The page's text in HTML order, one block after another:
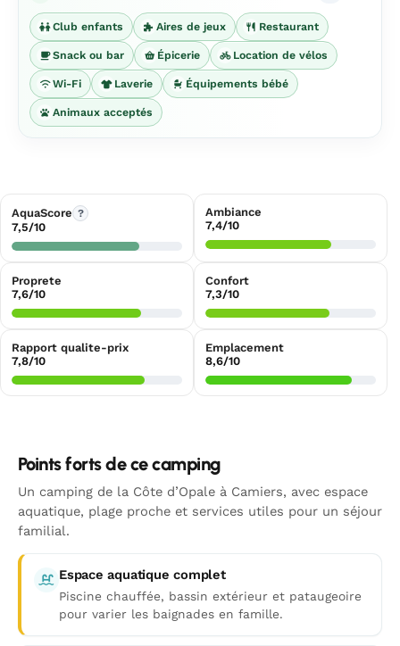
Club enfants Aires de jeux Restaurant
Snack ou bar Épicerie Location de vélos
Wi-Fi Laverie Équipements bébé
Animaux acceptés
AquaScore ?
7,5/10
Ambiance
7,4/10
Proprete
7,6/10
Confort
7,3/10
Rapport qualite-prix
7,8/10
Emplacement
8,6/10
Points forts de ce camping
Un camping de la Côte d’Opale à Camiers, avec espace
aquatique, plage proche et services utiles pour un séjour
familial.
Espace aquatique complet
Piscine chauffée, bassin extérieur et pataugeoire
pour varier les baignades en famille.